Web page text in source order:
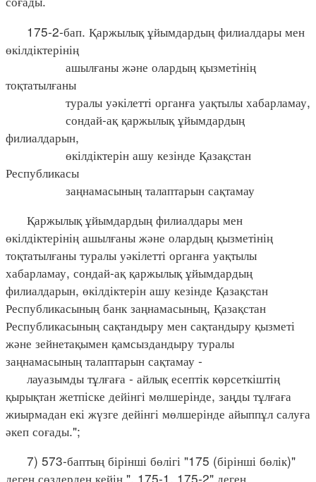
175-2-бап. Қаржылық ұйымдардың филиалдары мен
өкілдіктерінің
ашылғаны және олардың қызметінің
тоқтатылғаны
туралы уәкілетті органға уақтылы хабарламау,
сондай-ақ қаржылық ұйымдардың
филиалдарын,
өкілдіктерін ашу кезінде Қазақстан
Республикасы
заңнамасының талаптарын сақтамау
Қаржылық ұйымдардың филиалдары мен
өкілдіктерінің ашылғаны және олардың қызметінің
тоқтатылғаны туралы уәкілетті органға уақтылы
хабарламау, сондай-ақ қаржылық ұйымдардың
филиалдарын, өкілдіктерін ашу кезінде Қазақстан
Республикасының банк заңнамасының, Қазақстан
Республикасының сақтандыру мен сақтандыру қызметі
және зейнетақымен қамсыздандыру туралы
заңнамасының талаптарын сақтамау -
лауазымды тұлғаға - айлық есептік көрсеткіштің
қырықтан жетпіске дейінгі мөлшерінде, заңды тұлғаға
жиырмадан екі жүзге дейінгі мөлшерінде айыппұл салуға
әкеп соғады.";
7) 573-баптың бірінші бөлігі "175 (бірінші бөлік)"
деген сөздерден кейін ", 175-1, 175-2" деген